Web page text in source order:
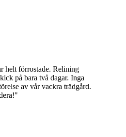
helt förrostade. Relining
på bara två dagar. Inga
av vår vackra trädgård.
"